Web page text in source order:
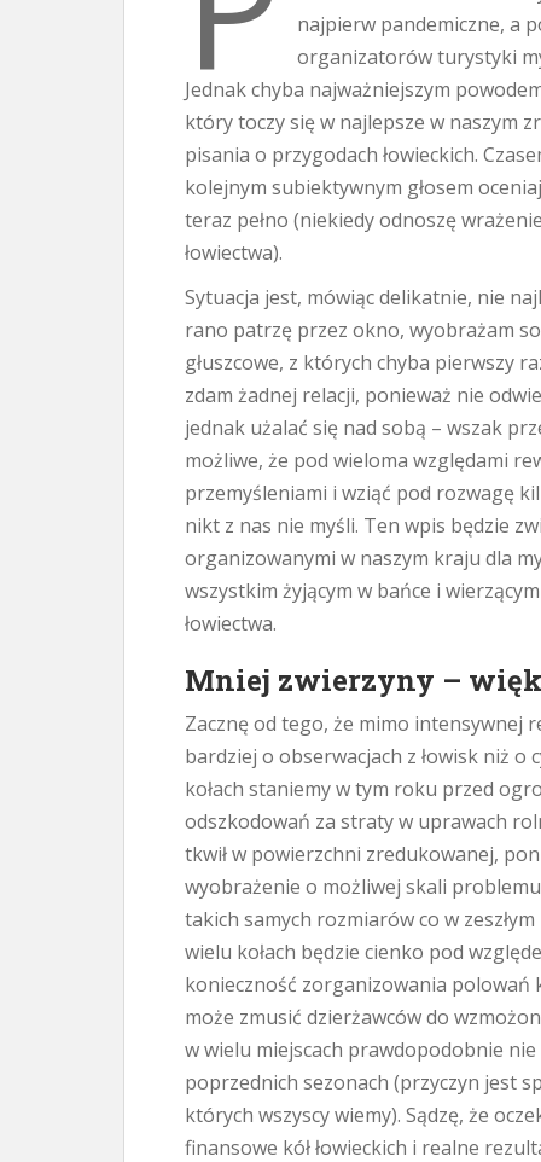
najpierw pandemiczne, a
organizatorów turystyki
Jednak chyba najważniejszym
który toczy się w najlepsze w naszym
pisania o przygodach łowieckich.
kolejnym subiektywnym głosem
teraz pełno (niekiedy odnoszę
łowiectwa).
Sytuacja jest, mówiąc delikatnie, nie
rano patrzę przez okno, wyobrażam
głuszcowe, z których chyba pierwszy
zdam żadnej relacji, ponieważ nie
jednak użalać się nad sobą – wszak
możliwe, że pod wieloma względami
przemyśleniami i wziąć pod rozwagę
nikt z nas nie myśli. Ten wpis będzie
organizowanymi w naszym kraju dla
wszystkim żyjącym w bańce i
łowiectwa.
Mniej zwierzyny –
Zacznę od tego, że mimo intensywnej
bardziej o obserwacjach z łowisk niż
kołach staniemy w tym roku przed
odszkodowań za straty w uprawach
tkwił w powierzchni zredukowanej,
wyobrażenie o możliwej skali
takich samych rozmiarów co w
wielu kołach będzie cienko pod
konieczność zorganizowania polowań
może zmusić dzierżawców do
w wielu miejscach prawdopodobnie
poprzednich sezonach (przyczyn jest
których wszyscy wiemy). Sądzę, że
finansowe kół łowieckich i realne